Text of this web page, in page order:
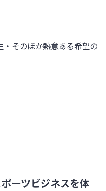
そのほか熱意ある希望の
ポーツビジネスを体